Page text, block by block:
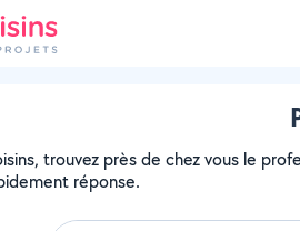
trouvez près de chez vous le
réponse.